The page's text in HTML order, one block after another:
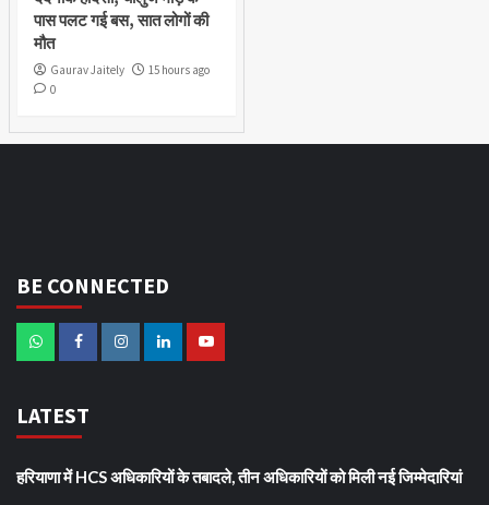
पास पलट गई बस, सात लोगों की
मौत
Gaurav Jaitely
15 hours ago
0
BE CONNECTED
LATEST
हरियाणा में HCS अधिकारियों के तबादले, तीन अधिकारियों को मिली नई जिम्मेदारियां